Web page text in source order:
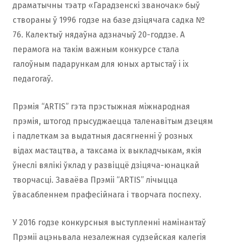
драматычны тэатр «Гарадзенскі званочак» быў
створаны ў 1996 годзе на базе дзіцячага садка №
76. Калектыў нядаўна адзначыў 20-годдзе. А
перамога на такім важным конкурсе стала
галоўным падарункам для юных артыстаў i iх
педагогаў.
Прэмія “ARTIS” гэта прэстыжная міжнародная
прэмія, штогод прысуджаецца таленавітым дзецям
і падлеткам за выдатныя дасягненні ў розных
відах мастацтва, а таксама іх выкладчыкам, якія
ўнеслі вялікі ўклад у развіццё дзіцяча-юнацкай
творчасці. Заваёва Прэміі “ARTIS” лічыцца
ўвасабленнем прафесійнага і творчага поспеху.
У 2016 годзе конкурсныя выступленні намінантаў
Прэміі ацэньвала незалежная судзейская калегія